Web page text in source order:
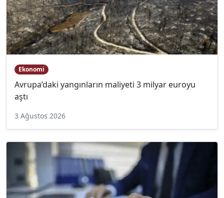
Ekonomi
Avrupa’daki yangınların maliyeti 3 milyar euroyu
aştı
3 Ağustos 2026